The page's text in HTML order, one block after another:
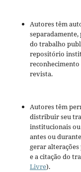
Autores têm
do trabalho
repositório
revista.
Autores têm
distribuir seu
institucionais ou
antes ou
gerar
e a citação do
Livre).